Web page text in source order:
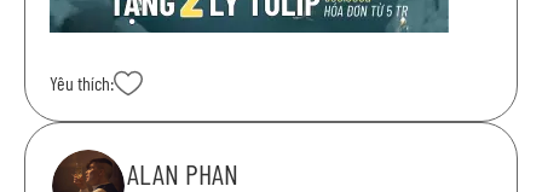
Yêu thích:
ALAN PHAN